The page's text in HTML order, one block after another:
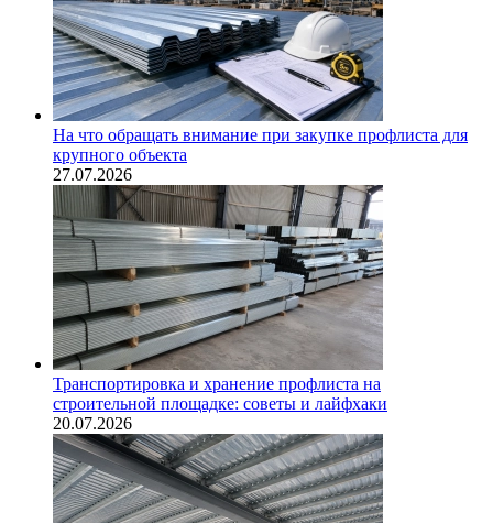
На что обращать внимание при закупке профлиста для
крупного объекта
27.07.2026
Транспортировка и хранение профлиста на
строительной площадке: советы и лайфхаки
20.07.2026